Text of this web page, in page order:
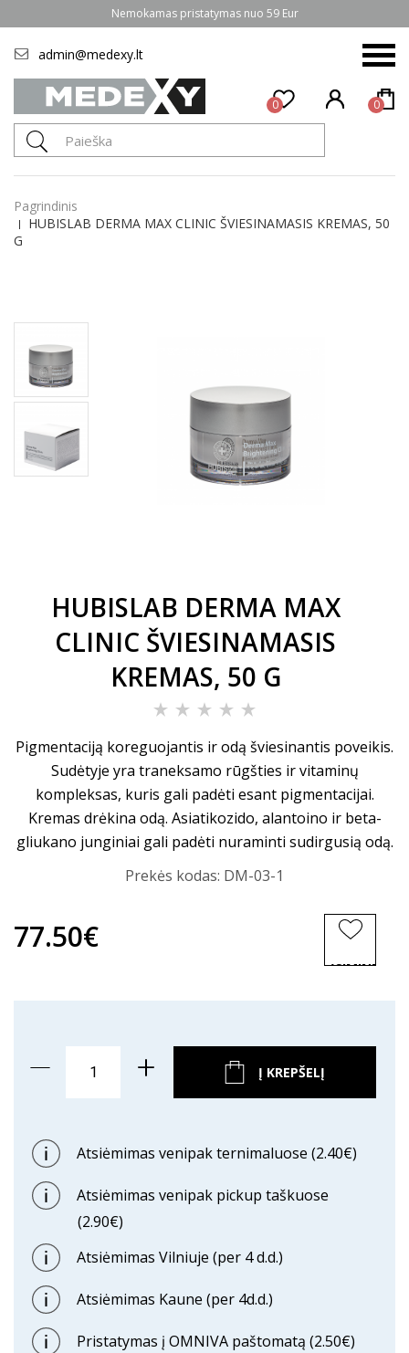
Nemokamas pristatymas nuo 59 Eur
admin@medexy.lt
0 0
Pagrindinis
HUBISLAB DERMA MAX CLINIC ŠVIESINAMASIS KREMAS, 50
G
HUBISLAB DERMA MAX
CLINIC ŠVIESINAMASIS
KREMAS, 50 G
Pigmentaciją koreguojantis ir odą šviesinantis poveikis.
Sudėtyje yra traneksamo rūgšties ir vitaminų
kompleksas, kuris gali padėti esant pigmentacijai.
Kremas drėkina odą. Asiatikozido, alantoino ir beta-
gliukano junginiai gali padėti nuraminti sudirgusią odą.
Prekės kodas: DM-03-1
77.50€
Į KREPŠELĮ
ĮSIMINTI
Atsiėmimas venipak ternimaluose (2.40€)
Atsiėmimas venipak pickup taškuose
(2.90€)
Atsiėmimas Vilniuje (per 4 d.d.)
Atsiėmimas Kaune (per 4d.d.)
Pristatymas į OMNIVA paštomatą (2.50€)